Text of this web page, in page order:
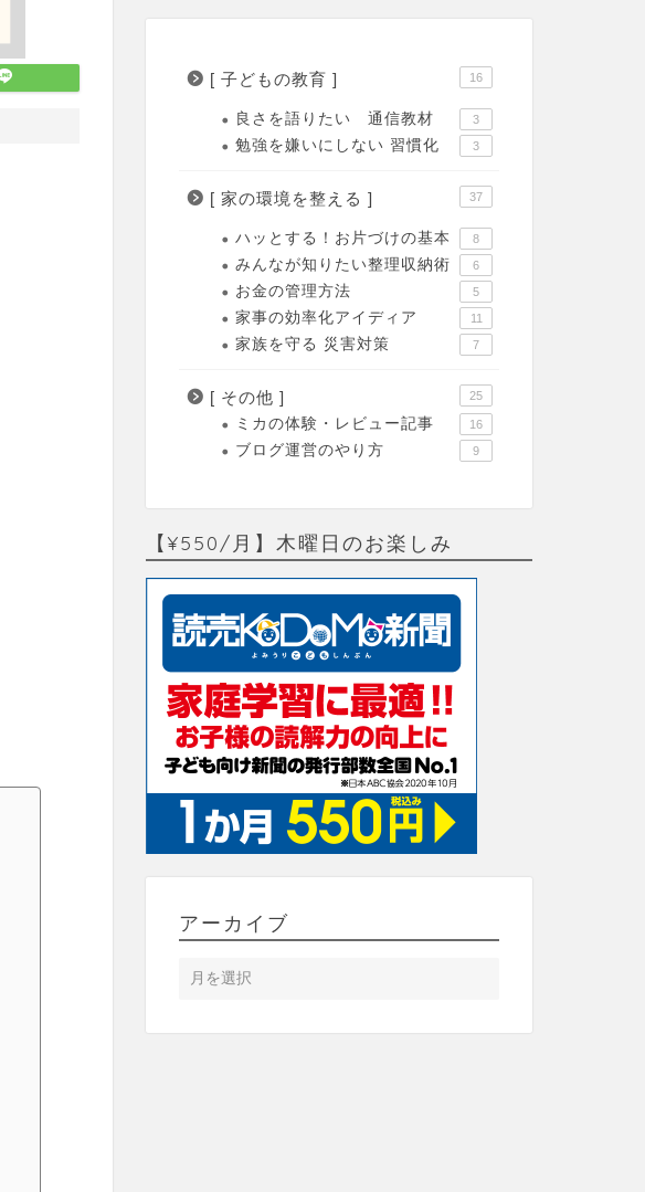
[ 子どもの教育 ] 16
良さを語りたい 通信教材 3
勉強を嫌いにしない 習慣化 3
[ 家の環境を整える ] 37
ハッとする！お片づけの基本 8
みんなが知りたい整理収納術 6
お金の管理方法 5
家事の効率化アイディア 11
家族を守る 災害対策 7
[ その他 ] 25
ミカの体験・レビュー記事 16
ブログ運営のやり方 9
【¥550/月】木曜日のお楽しみ
アーカイブ